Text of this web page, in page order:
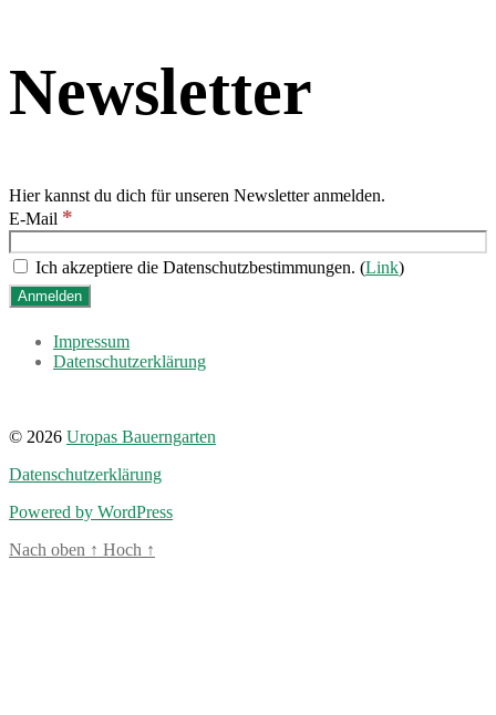
Newsletter
Hier kannst du dich für unseren Newsletter anmelden.
E-Mail *
Ich akzeptiere die Datenschutzbestimmungen. (Link)
Impressum
Datenschutzerklärung
© 2026 Uropas Bauerngarten
Datenschutzerklärung
Powered by WordPress
Nach oben ↑ Hoch ↑